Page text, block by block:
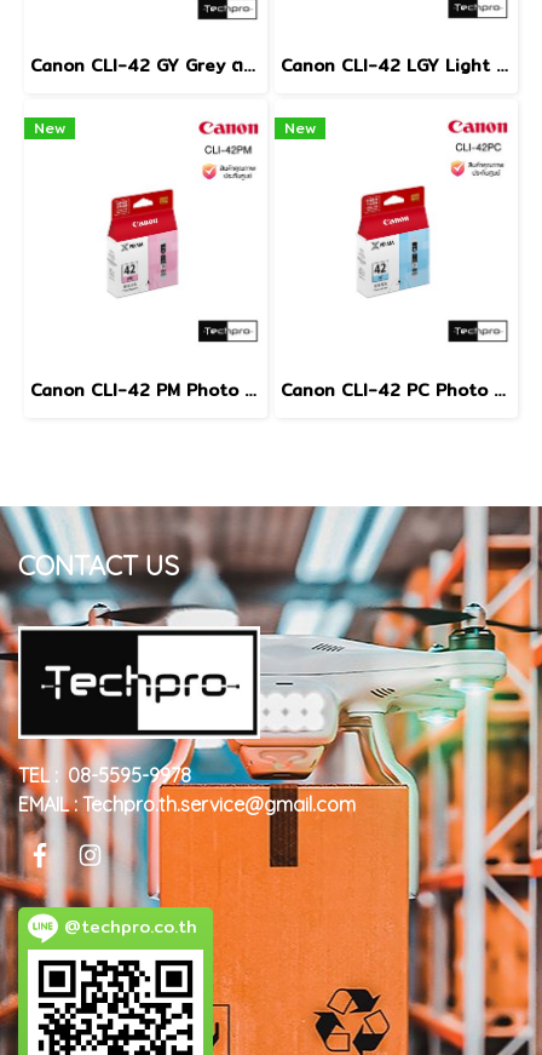
Canon CLI-42 GY Grey ตลับหมึกอิงค์เจ็ท สีเทา Canon CLI-42 LGY Light Grey ตลับหมึกอิงค์เจ็ท สีเทาอ่อน
New
Canon CLI-42 PM Photo Magenta ตลับหมึกอิงค์เจ็ท สีม่วงแดงโฟโต้
New
Canon CLI-42 PC Photo Cyan ตลับหมึกอิงค์เจ็ท สีฟ้าโฟโต้
CONTACT US
TEL : 08-5595-9978
EMAIL : Techpro.th.service@gmail.com
@techpro.co.th